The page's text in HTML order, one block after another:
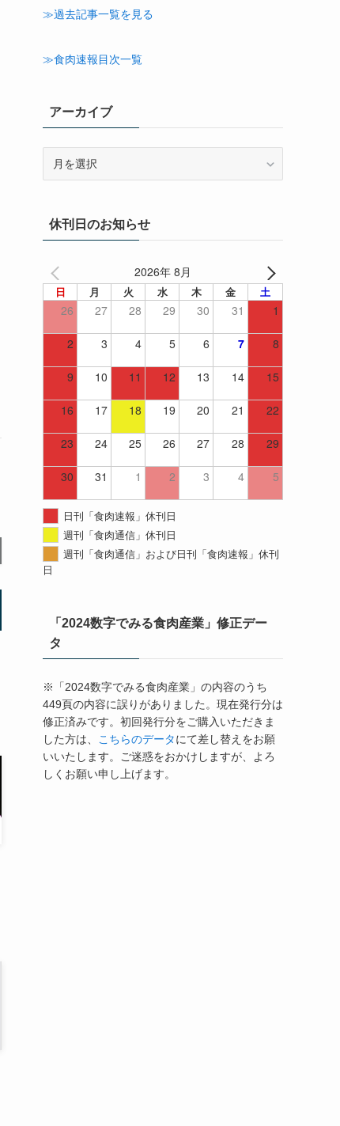
ゴ
ー
≫過去記事一覧を見る
≫食肉速報目次一覧
アーカイブ
ブ休刊日のお知らせ
2026年 8月
日 月 火 水 木 金 土
26 27 28 29 30 31 1
2 3 4 5 6 7 8
9 10 11 12 13 14 15
16 17 18 19 20 21 22
23 24 25 26 27 28 29
30 31 1 2 3 4 5
日刊「食肉速報」休刊日
週刊「食肉通信」休刊日
週刊「食肉通信」および日刊「食肉速報」休刊
日
「2024数字でみる食肉産業」修正デー
タ
※「2024数字でみる食肉産業」の内容のうち
449頁の内容に誤りがありました。現在発行分は
修正済みです。初回発行分をご購入いただきま
した方は、
こちらのデータにて差し替えをお願
いいたします。ご迷惑をおかけしますが、よろ
しくお願い申し上げます。